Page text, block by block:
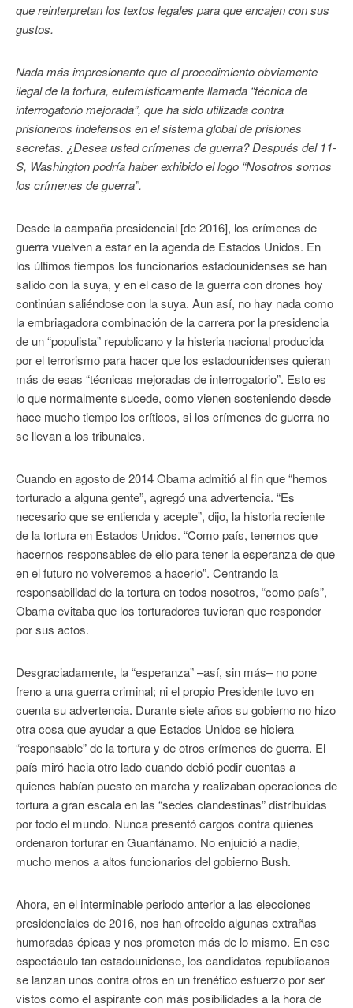
que reinterpretan los textos legales para que encajen con sus
gustos.
Nada más impresionante que el procedimiento obviamente
ilegal de la tortura, eufemísticamente llamada “técnica de
interrogatorio mejorada”, que ha sido utilizada contra
prisioneros indefensos en el sistema global de prisiones
secretas. ¿Desea usted crímenes de guerra? Después del 11-
S, Washington podría haber exhibido el logo “Nosotros somos
los crímenes de guerra”.
Desde la campaña presidencial [de 2016], los crímenes de
guerra vuelven a estar en la agenda de Estados Unidos. En
los últimos tiempos los funcionarios estadounidenses se han
salido con la suya, y en el caso de la guerra con drones hoy
continúan saliéndose con la suya. Aun así, no hay nada como
la embriagadora combinación de la carrera por la presidencia
de un “populista” republicano y la histeria nacional producida
por el terrorismo para hacer que los estadounidenses quieran
más de esas “técnicas mejoradas de interrogatorio”. Esto es
lo que normalmente sucede, como vienen sosteniendo desde
hace mucho tiempo los críticos, si los crímenes de guerra no
se llevan a los tribunales.
Cuando en agosto de 2014 Obama admitió al fin que “hemos
torturado a alguna gente”, agregó una advertencia. “Es
necesario que se entienda y acepte”, dijo, la historia reciente
de la tortura en Estados Unidos. “Como país, tenemos que
hacernos responsables de ello para tener la esperanza de que
en el futuro no volveremos a hacerlo”. Centrando la
responsabilidad de la tortura en todos nosotros, “como país”,
Obama evitaba que los torturadores tuvieran que responder
por sus actos.
Desgraciadamente, la “esperanza” –así, sin más– no pone
freno a una guerra criminal; ni el propio Presidente tuvo en
cuenta su advertencia. Durante siete años su gobierno no hizo
otra cosa que ayudar a que Estados Unidos se hiciera
“responsable” de la tortura y de otros crímenes de guerra. El
país miró hacia otro lado cuando debió pedir cuentas a
quienes habían puesto en marcha y realizaban operaciones de
tortura a gran escala en las “sedes clandestinas” distribuidas
por todo el mundo. Nunca presentó cargos contra quienes
ordenaron torturar en Guantánamo. No enjuició a nadie,
mucho menos a altos funcionarios del gobierno Bush.
Ahora, en el interminable periodo anterior a las elecciones
presidenciales de 2016, nos han ofrecido algunas extrañas
humoradas épicas y nos prometen más de lo mismo. En ese
espectáculo tan estadounidense, los candidatos republicanos
se lanzan unos contra otros en un frenético esfuerzo por ser
vistos como el aspirante con más posibilidades a la hora de